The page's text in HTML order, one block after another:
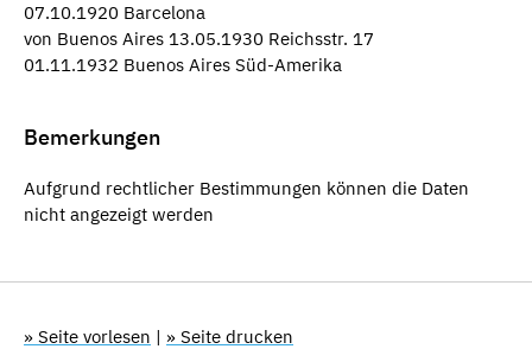
07.10.1920 Barcelona
von Buenos Aires 13.05.1930 Reichsstr. 17
01.11.1932 Buenos Aires Süd-Amerika
Bemerkungen
Aufgrund rechtlicher Bestimmungen können die Daten
nicht angezeigt werden
» Seite vorlesen | » Seite drucken